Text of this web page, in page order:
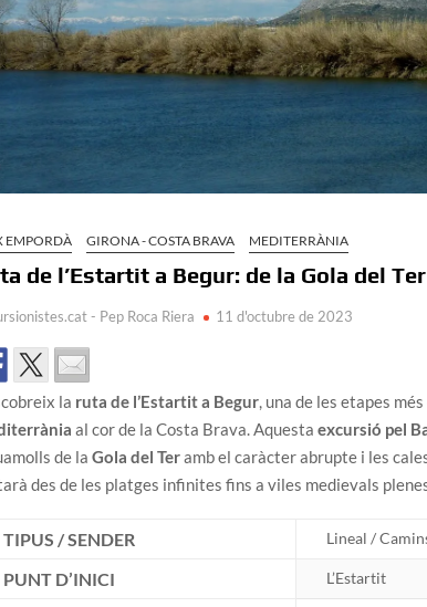
EMPORDÀ GIRONA - COSTA BRAVA MEDITERRÀNIA
de l’Estartit a Begur: de la Gola del
- Pep Roca Riera 11 d'octubre de 2023
la ruta de l’Estartit a Begur, una de les etapes
al cor de la Costa Brava. Aquestaexcursió pel
de laGola del Teramb el caràcter abrupte i les
des de les platges infinites fins a viles medievals
TIPUS / SENDER Lineal /
PUNT D’INICI L’Estartit